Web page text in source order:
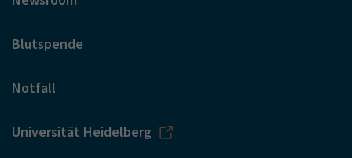
Blutspende
Notfall
Universität Heidelberg